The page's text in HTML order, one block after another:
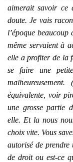
aimerait savoir ce
doute. Je vais
l’époque beaucoup
même servaient à
elle a profiter de la
se faire une
équivalente, voir
une grosse partie
elle. Et la nous
choix vite. Vous
autorisé de
de droit ou est-ce